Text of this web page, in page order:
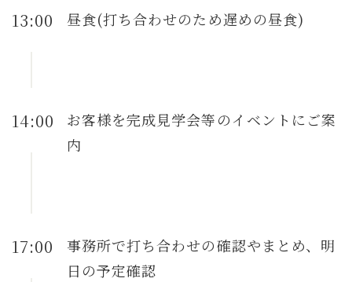
13:00 昼食(打ち合わせのため遅めの昼食)
14:00
お客様を完成見学会等のイベントにご案
内
17:00
事務所で打ち合わせの確認やまとめ、明
日の予定確認